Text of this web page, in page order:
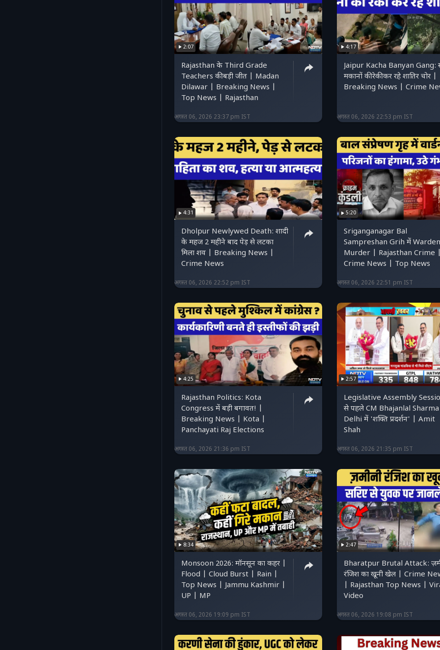
2:07
Rajasthan के Third Grade
Teachers की बड़ी जीत | Madan
Dilawar | Breaking News |
Top News | Rajasthan
अगस्त 06, 2026 23:37 pm IST
4:17
Jaipur Kacha Banyan Gang:
मकानों की रेकी कर रहे शातिर चोर |
Breaking News | Crime
अगस्त 06, 2026 22:53 pm IST
4:31
Dholpur Newlywed Death: शादी
के महज 2 महीने बाद पेड़ से लटका
मिला शव | Breaking News |
Crime News
अगस्त 06, 2026 22:52 pm IST
5:20
Sriganganagar Bal
Sampreshan Grih में Warden
Murder | Rajasthan Crime
Crime News | Top News
अगस्त 06, 2026 22:51 pm IST
4:25
Rajasthan Politics: Kota
Congress में बड़ी बगावत! |
Breaking News | Kota |
Panchayati Raj Elections
अगस्त 06, 2026 21:36 pm IST
2:57
Legislative Assembly
से पहले CM Bhajanlal Sharma
Delhi में 'शक्ति प्रदर्शन' | Amit
Shah
अगस्त 06, 2026 21:35 pm IST
8:34
Monsoon 2026: मॉनसून का कहर |
Flood | Cloud Burst | Rain |
Top News | Jammu Kashmir |
UP | MP
अगस्त 06, 2026 19:09 pm IST
2:47
Bharatpur Brutal Attack:
रंजिश का खूनी खेल | Crime
| Rajasthan Top News |
Video
अगस्त 06, 2026 19:08 pm IST